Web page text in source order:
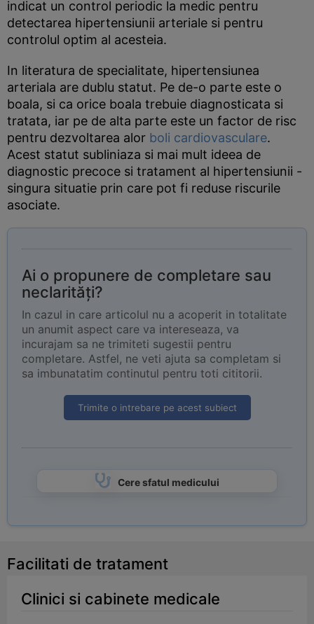
indicat un control periodic la medic pentru
detectarea hipertensiunii arteriale si pentru
controlul optim al acesteia.
In literatura de specialitate, hipertensiunea
arteriala are dublu statut. Pe de-o parte este o
boala, si ca orice boala trebuie diagnosticata si
tratata, iar pe de alta parte este un factor de risc
pentru dezvoltarea alor boli cardiovasculare.
Acest statut subliniaza si mai mult ideea de
diagnostic precoce si tratament al hipertensiunii -
singura situatie prin care pot fi reduse riscurile
asociate.
Ai o propunere de completare sau
neclarități?
In cazul in care articolul nu a acoperit in totalitate
un anumit aspect care va intereseaza, va
incurajam sa ne trimiteti sugestii pentru
completare. Astfel, ne veti ajuta sa completam si
sa imbunatatim continutul pentru toti cititorii.
Trimite o intrebare pe acest subiect
Cere sfatul medicului
Facilitati de tratament
Clinici si cabinete medicale